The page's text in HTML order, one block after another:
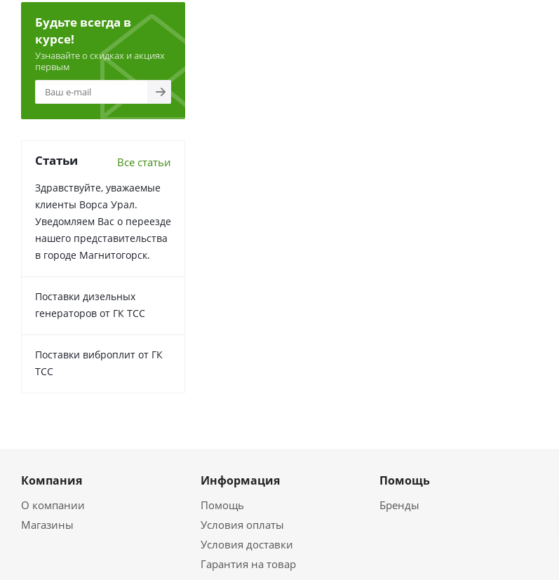
Будьте всегда в
курсе!
Узнавайте о скидках и акциях
первым
Статьи Все статьи
Здравствуйте, уважаемые
клиенты Ворса Урал.
Уведомляем Вас о переезде
нашего представительства
в городе Магнитогорск.
Поставки дизельных
генераторов от ГК ТСС
Поставки виброплит от ГК
ТСС
Компания
О компании
Магазины
Информация
Помощь
Условия оплаты
Условия доставки
Гарантия на товар
Помощь
Бренды